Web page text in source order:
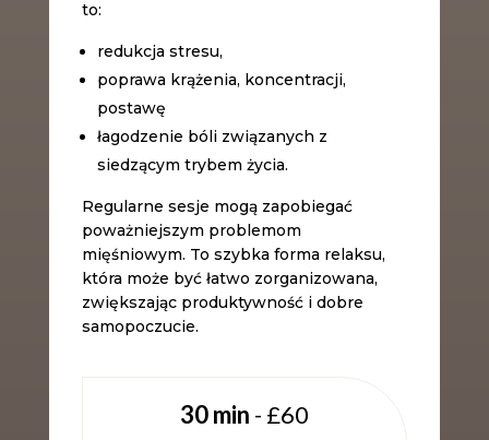
to:
redukcja stresu,
poprawa krążenia, koncentracji,
postawę
łagodzenie bóli związanych z
siedzącym trybem życia.
Regularne sesje mogą zapobiegać
poważniejszym problemom
mięśniowym. To szybka forma relaksu,
która może być łatwo zorganizowana,
zwiększając produktywność i dobre
samopoczucie.
30 min - £60